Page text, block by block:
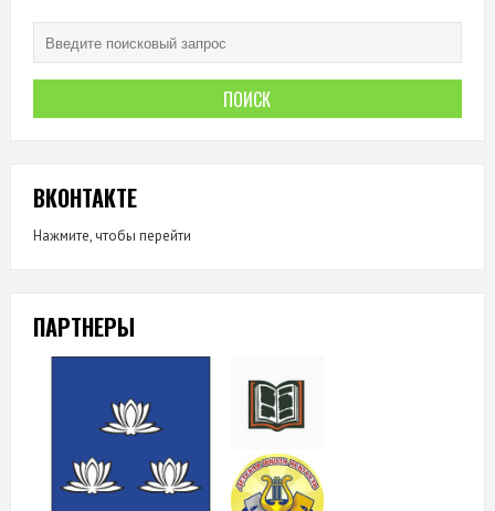
ВКОНТАКТЕ
Нажмите, чтобы перейти
ПАРТНЕРЫ